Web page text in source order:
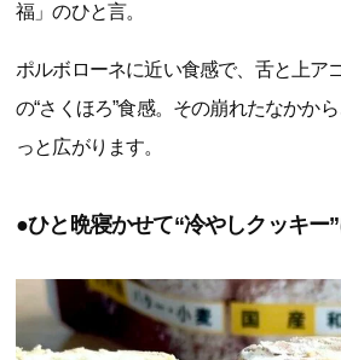
福」のひと言。
ポルボローネに近い食感で、舌と上ア
の“さくほろ”食感。その崩れたなかか
っと広がります。
●ひと晩寝かせて“冷やしクッキー